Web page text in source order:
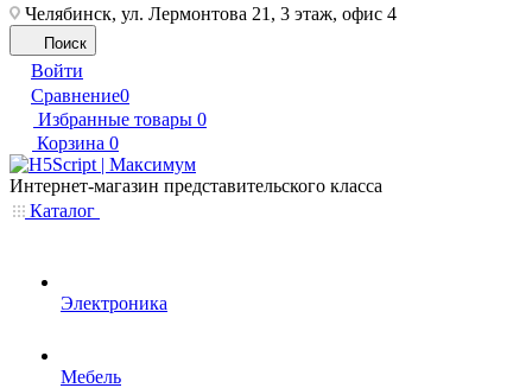
Челябинск, ул. Лермонтова 21, 3 этаж, офис 4
Поиск
Войти
Сравнение0
Избранные товары 0
Корзина 0
Интернет-магазин представительского класса
Каталог
Электроника
Мебель